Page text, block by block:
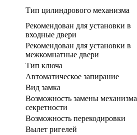
Тип цилиндрового механизма
Рекомендован для установки в
входные двери
Рекомендован для установки в
межкомнатные двери
Тип ключа
Автоматическое запирание
Вид замка
Возможность замены механизма
секретности
Возможность перекодировки
Вылет ригелей